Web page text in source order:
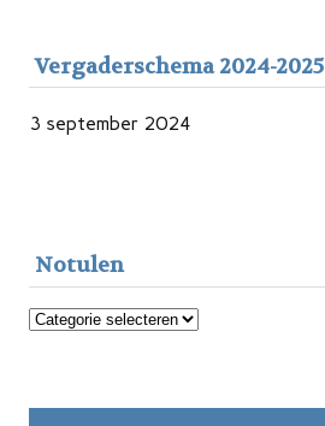
Vergaderschema 2024-2025
3 september 2024
Notulen
Notulen